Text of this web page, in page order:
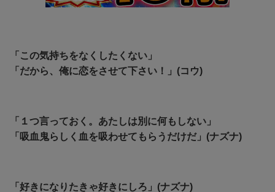
「この気持ちをなくしたくない」
「だから、俺に恋をさせて下さい！」(コウ)
「１つ言っておく。あたしは別に何もしない」
「吸血鬼らしく血を吸わせてもらうだけだ」(ナズナ)
「好きになりたきゃ好きにしろ」(ナズナ)